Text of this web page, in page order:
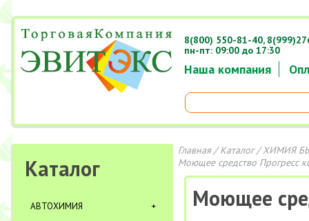
Наша компания
8(800) 550-81-40,
пн-пт: 09:00 до 17:30
Каталог
АВТОХИМИЯ
Главная/Каталог/ХИМИЯ
Моющее средство Прогресс
Моющее